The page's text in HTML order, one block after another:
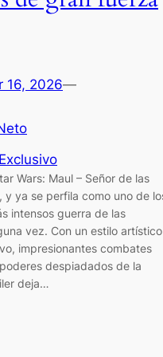
16, 2026—
Exclusivo
Wars: Maul – Señor de las
y ya se perfila como uno de
intensos guerra de las
vez. Con un estilo artístico
impresionantes combates
despiadados de la
deja…